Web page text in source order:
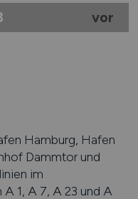
vor
Hamburg, Hafen
Dammtor und
im
1, A 7, A 23 und A